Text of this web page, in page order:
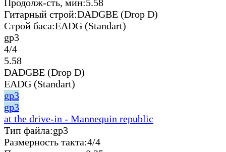
Продолж-сть, мин:5.58
Гитарный строй:DADGBE (Drop D)
Строй баса:EADG (Standart)
gp3
4/4
5.58
DADGBE (Drop D)
EADG (Standart)
gp3
gp3
at the drive-in - Mannequin republic
Тип файла:gp3
Размерность такта:4/4